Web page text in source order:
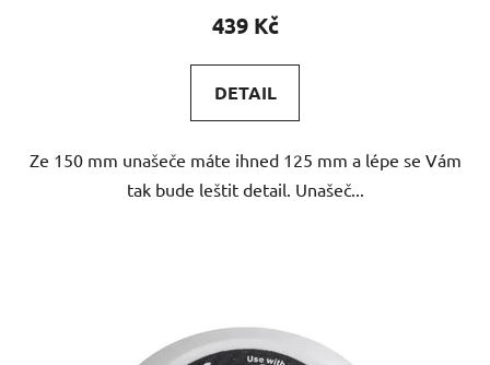
produktu
5,0
z
hvězdiček.
439 Kč
DETAIL
Ze 150 mm unašeče máte ihned 125 mm a lépe se Vám
tak bude leštit detail. Unašeč...